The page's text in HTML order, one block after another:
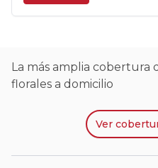
La más amplia cobertura
florales a domicilio
Ver